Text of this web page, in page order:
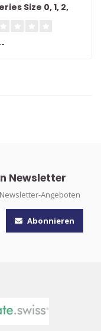
Size 0, 1, 2,
Newsletter
Angeboten
Abonnieren